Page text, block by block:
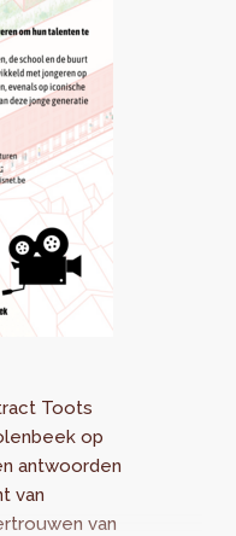
Toots
op
antwoorden
van
van